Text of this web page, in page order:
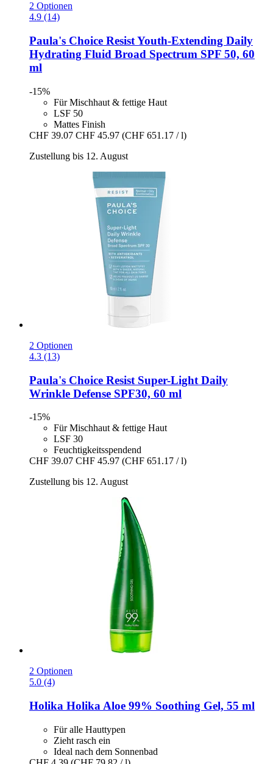
2 Optionen
4.9 (14)
Paula's Choice Resist Youth-​Extending Daily
Hydrating Fluid Broad Spectrum SPF 50, 60
ml
-15%
Für Mischhaut & fettige Haut
LSF 50
Mattes Finish
CHF 39.07 CHF 45.97 (CHF 651.17 / l)
Zustellung bis 12. August
2 Optionen
4.3 (13)
Paula's Choice Resist Super-​Light Daily
Wrinkle Defense SPF30, 60 ml
-15%
Für Mischhaut & fettige Haut
LSF 30
Feuchtigkeitsspendend
CHF 39.07 CHF 45.97 (CHF 651.17 / l)
Zustellung bis 12. August
2 Optionen
5.0 (4)
Holika Holika Aloe 99% Soothing Gel, 55 ml
Für alle Hauttypen
Zieht rasch ein
Ideal nach dem Sonnenbad